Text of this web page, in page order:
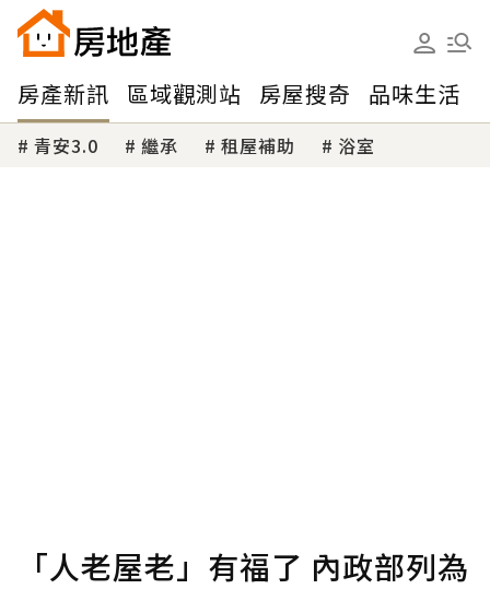
房產新訊 區域觀測站 房屋搜奇 品味生活
青安3.0 繼承 租屋補助 浴室
「人老屋老」有福了 內政部列為